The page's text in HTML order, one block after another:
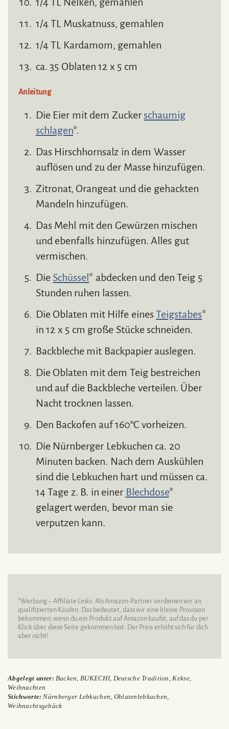
1/4 TL Muskatnuss, gemahlen
1/4 TL Kardamom, gemahlen
ca. 35 Oblaten 12 x 5 cm
Anleitung
Die Eier mit dem Zuckerschaumig
schlagen*.
Das Hirschhornsalz in dem Wasser
auflösen und zu der Masse hinzufügen.
Zitronat, Orangeat und die gehackten
Mandeln hinzufügen.
Das Mehl mit den Gewürzen mischen
und ebenfalls hinzufügen. Alles gut
vermischen.
Die Schüssel* abdecken und den Teig 5
Stunden ruhen lassen.
Die Oblaten mit Hilfe einesTeigstabes*
in 12 x 5 cm große Stücke schneiden.
Backbleche mit Backpapier auslegen.
Die Oblaten mit dem Teig bestreichen
und auf die Backbleche verteilen. Über
Nacht trocknen lassen.
Den Backofen auf 160°C vorheizen.
Die Nürnberger Lebkuchen ca. 20
Minuten backen. Nach dem Auskühlen
sind die Lebkuchen hart und müssen ca.
14 Tage z. B. in einer Blechdose*
gelagert werden, bevor man sie
verputzen kann.
*Werbung – Affiliate Links: Als Amazon-Partner verdienen wir an
qualifizierten Käufen. Das bedeutet, dass wir eine kleine Provision
bekommen, wenn du ein Produkt auf Amazon kaufst, auf das du per
Klick über diese Seite gekommen bist. Der Preis erhöht sich für dich
aber nicht!
Abgelegt unter: Backen BUKECHI, Deutsche Tradition Kekse,
Weihnachten
Stichworte: Nürnberger Lebkuchen Oblatenlebkuchen
Weihnachtsgebäck